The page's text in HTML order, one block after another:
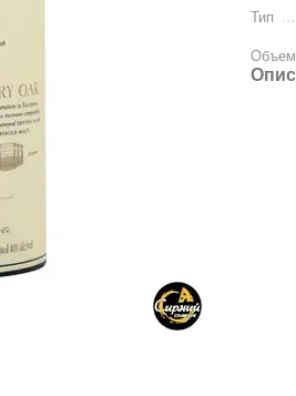
Тип
Объем